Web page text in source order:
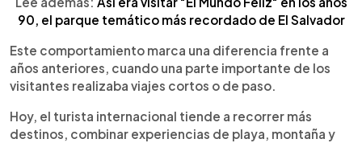
90, el parque temático más recordado de El Salvador
Este comportamiento marca una diferencia frente a
años anteriores, cuando una parte importante de los
visitantes realizaba viajes cortos o de paso.
Hoy, el turista internacional tiende a recorrer más
destinos, combinar experiencias de playa, montaña y